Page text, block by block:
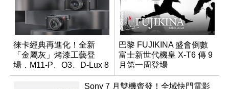
徠卡經典再進化！全新
「金屬灰」烤漆工藝登
場，M11-P、Q3、D-Lux 8
領銜換裝
巴黎 FUJIKINA 盛會倒數
富士新世代機皇 X-T6 傳 9
月第一周登場
Sony 7 月雙機齊發！全域快門電影